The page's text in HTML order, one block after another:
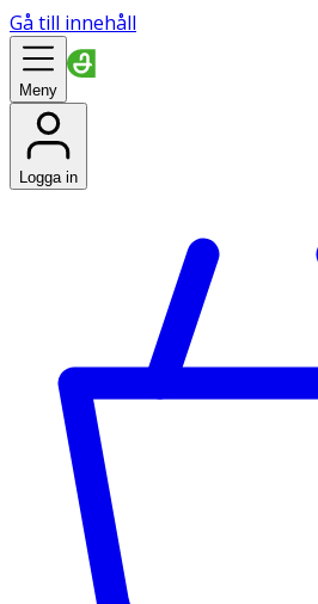
Gå till innehåll
Meny
Logga in